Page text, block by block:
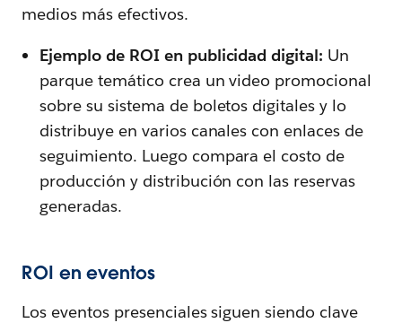
medios más efectivos.
Ejemplo de ROI en publicidad digital: Un
parque temático crea un video promocional
sobre su sistema de boletos digitales y lo
distribuye en varios canales con enlaces de
seguimiento. Luego compara el costo de
producción y distribución con las reservas
generadas.
ROI en eventos
Los eventos presenciales siguen siendo clave